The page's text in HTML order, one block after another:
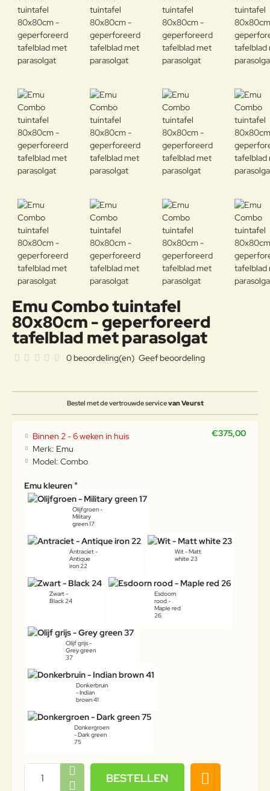
Emu Combo tuintafel
80x80cm - geperforeerd
tafelblad met parasolgat
Bestel met de vertrouwde servicevan Veurst
0 beoordeling(en) Geef beoordeling
€375,00
Binnen 2 - 6 weken in huis
Merk: Emu
Model: Combo
Emu kleuren
Olijfgroen -
Military
green 17
Antraciet -
Antique
iron 22
Wit - Matt
white 23
Zwart -
Black 24
Esdoorn
rood -
Maple red
26
Olijf grijs -
Grey green
37
Donkerbruin
- Indian
brown 41
Donkergroen
- Dark green
75
BESTELLEN